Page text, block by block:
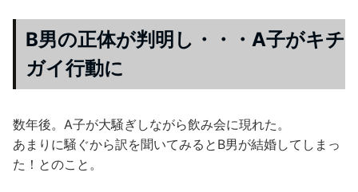
B男の正体が判明し・・・A子がキチ
ガイ行動に
数年後。A子が大騒ぎしながら飲み会に現れた。
あまりに騒ぐから訳を聞いてみるとB男が結婚してしまっ
た！とのこと。